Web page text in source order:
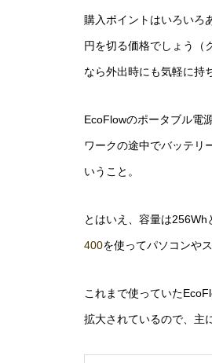
購入ポイントはいろい
円を切る価格でしょう（
なら外出時にも気軽に持
EcoFlowのポータブル電
ワークの途中でバッテリ
いうこと。
とはいえ、容量は
400を使ってパソコンや
これまで使っていた
拡大されているので、主